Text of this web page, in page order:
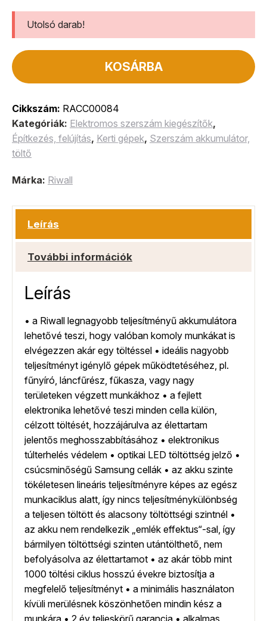
Utolsó darab!
KOSÁRBA
Cikkszám: RACC00084
Kategóriák: Elektromos szerszám kiegészítők,
Építkezés, felújítás, Kerti gépek, Szerszám akkumulátor,
töltő
Márka: Riwall
Leírás
További információk
Leírás
• a Riwall legnagyobb teljesítményű akkumulátora
lehetővé teszi, hogy valóban komoly munkákat is
elvégezzen akár egy töltéssel • ideális nagyobb
teljesítményt igénylő gépek működtetéséhez, pl.
fűnyíró, láncfűrész, fűkasza, vagy nagy
területeken végzett munkákhoz • a fejlett
elektronika lehetővé teszi minden cella külön,
célzott töltését, hozzájárulva az élettartam
jelentős meghosszabbításához • elektronikus
túlterhelés védelem • optikai LED töltöttség jelző •
csúcsminőségű Samsung cellák • az akku szinte
tökéletesen lineáris teljesítményre képes az egész
munkaciklus alatt, így nincs teljesítménykülönbség
a teljesen töltött és alacsony töltöttségi szintnél •
az akku nem rendelkezik „emlék effektus“-sal, így
bármilyen töltöttségi szinten utántölthető, nem
befolyásolva az élettartamot • az akár több mint
1000 töltési ciklus hosszú évekre biztosítja a
megfelelő teljesítményt • a minimális használaton
kívüli merülésnek köszönhetően mindin kész a
munkára • 2 év teljeskörű garancia • alkalmas